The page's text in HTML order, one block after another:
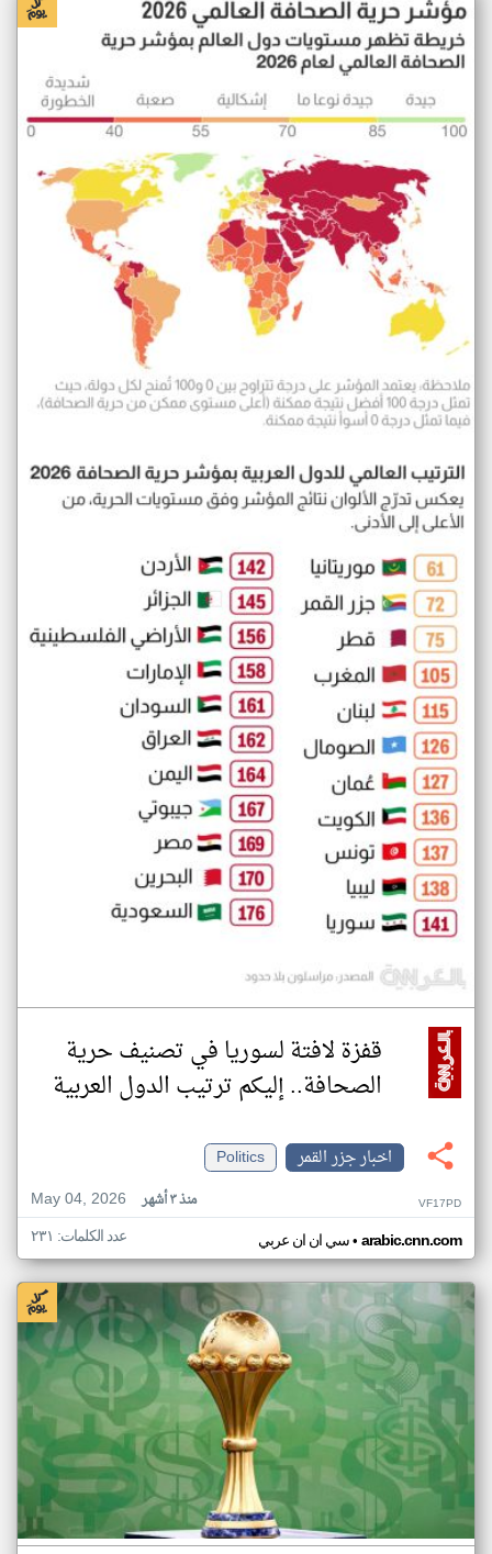
قفزة لافتة لسوريا في تصنيف حرية
الصحافة.. إليكم ترتيب الدول العربية
اخبار جزر القمر
Politics
May 04, 2026
منذ ٣ أشهر VF17PD
سي ان ان عربي• arabic.cnn.com عدد الكلمات: ٢٣١